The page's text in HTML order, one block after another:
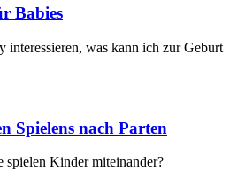
Babies
interessieren, was kann ich zur Geburt
Spielens nach Parten
spielen Kinder miteinander?